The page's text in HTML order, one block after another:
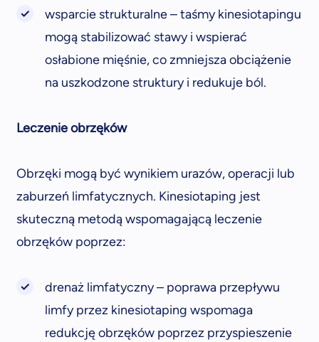
wsparcie strukturalne – taśmy kinesiotapingu
mogą stabilizować stawy i wspierać
osłabione mięśnie, co zmniejsza obciążenie
na uszkodzone struktury i redukuje ból.
Leczenie obrzęków
Obrzęki mogą być wynikiem urazów, operacji lub
zaburzeń limfatycznych. Kinesiotaping jest
skuteczną metodą wspomagającą leczenie
obrzęków poprzez:
drenaż limfatyczny – poprawa przepływu
limfy przez kinesiotaping wspomaga
redukcję obrzęków poprzez przyspieszenie